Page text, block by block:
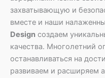
захватывающую и
вместе и наши
Design создаем
качества. Многолетний
останавливаться на
развиваем и расширяем